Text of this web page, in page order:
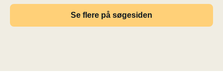
Se flere på søgesiden